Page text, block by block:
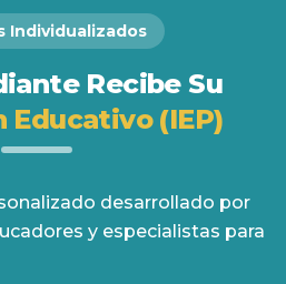
Individualizados
Recibe Su
Educativo (IEP)
desarrollado por
y especialistas para